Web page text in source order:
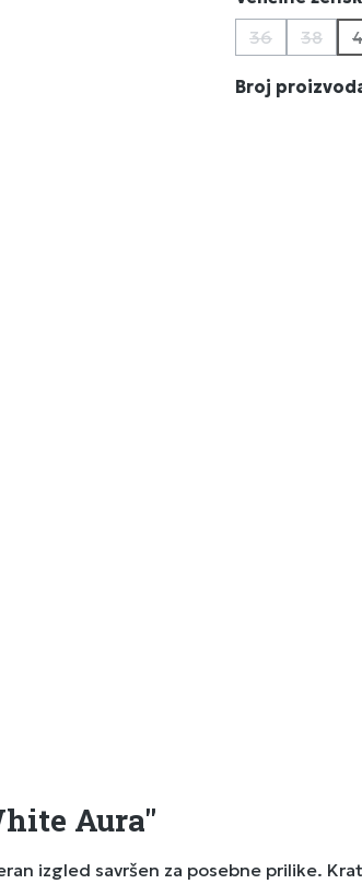
36
(Ova opcija
38
(Ova
Broj
Aura"
izgled savršen za posebne prilike.